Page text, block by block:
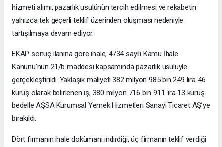
hizmeti alımı, pazarlık usulünün tercih edilmesi ve rekabetin
yalnızca tek geçerli teklif üzerinden oluşması nedeniyle
tartışılmaya devam ediyor.
EKAP sonuç ilanına göre ihale, 4734 sayılı Kamu İhale
Kanunu’nun 21/b maddesi kapsamında pazarlık usulüyle
gerçekleştirildi. Yaklaşık maliyeti 382 milyon 985 bin 249 lira 46
kuruş olarak belirlenen iş, 380 milyon 716 bin 911 lira 13 kuruş
bedelle AŞSA Kurumsal Yemek Hizmetleri Sanayi Ticaret AŞ’ye
bırakıldı.
Dört firmanın ihale dokümanı indirdiği, üç firmanın teklif verdiği